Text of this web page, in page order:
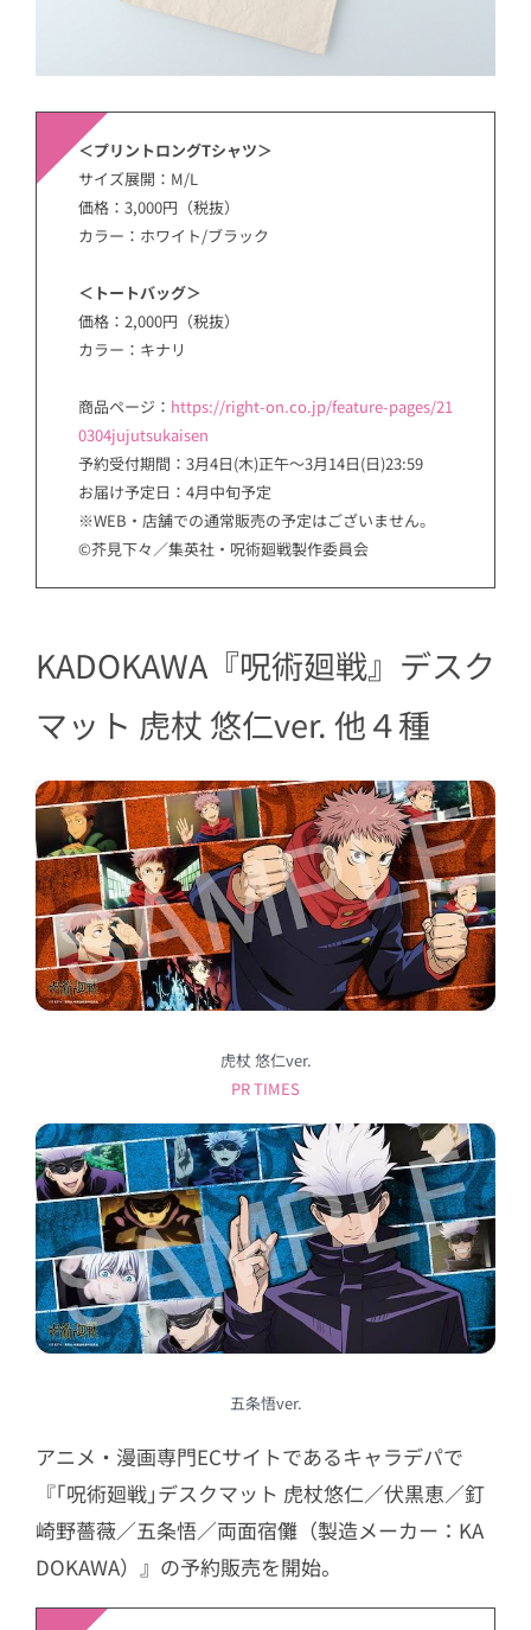
＜プリントロングTシャツ＞
サイズ展開：M/L
価格：3,000円（税抜）
カラー：ホワイト/ブラック
＜トートバッグ＞
価格：2,000円（税抜）
カラー：キナリ
商品ページ： https://right-on.co.jp/feature-pages/21
0304jujutsukaisen
予約受付期間：3月4日(木)正午～3月14日(日)23:59
お届け予定日：4月中旬予定
※WEB・店舗での通常販売の予定はございません。
©芥見下々／集英社・呪術廻戦製作委員会
KADOKAWA『呪術廻戦』デスク
マット 虎杖 悠仁ver. 他４種
虎杖 悠仁ver.
PR TIMES
五条悟ver.
アニメ・漫画専門ECサイトであるキャラデパで
『｢呪術廻戦｣デスクマット 虎杖悠仁／伏黒恵／釘
崎野薔薇／五条悟／両面宿儺（製造メーカー：KA
DOKAWA）』の予約販売を開始。